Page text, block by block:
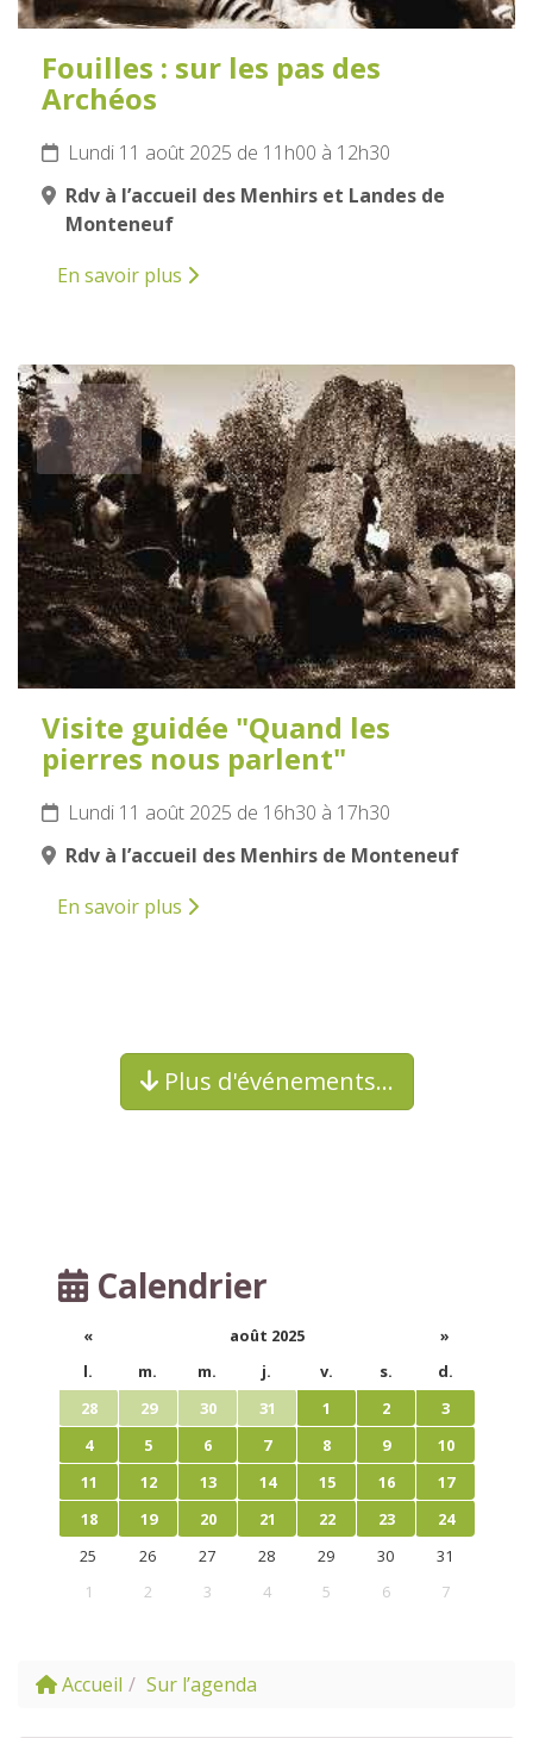
Fouilles : sur les pas des
Archéos
Lundi 11 août 2025 de 11h00 à 12h30
Rdv à l’accueil des Menhirs et Landes de
Monteneuf
En savoir plus
11
AOÛT
2025
Visite guidée "Quand les
pierres nous parlent"
Lundi 11 août 2025 de 16h30 à 17h30
Rdv à l’accueil des Menhirs de Monteneuf
En savoir plus
Plus d'événements…
Calendrier
« août 2025
»
l.
m. m. j. v. s.
d.
28
29 30 31 1 2
3
4
5 6 7 8 9
10
11
12 13 14 15 16
17
18
19 20 21 22 23
24
25
26 27 28 29 30
31
1
2 3 4 5 6 7
Accueil Sur l’agenda